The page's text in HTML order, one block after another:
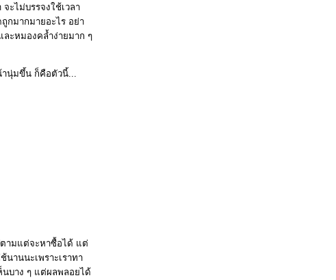
ะไม่บรรจงใช้เวลา
กมากมายอะไร อย่า
ละหมองคล้ำง่ายมาก ๆ
นุ่มขึ้น ก็คือตัวนี้...
ตามแต่จะหาซื้อได้ แต่
นานนะเพราะเราทา
นบาง ๆ แต่ผลพลอยได้